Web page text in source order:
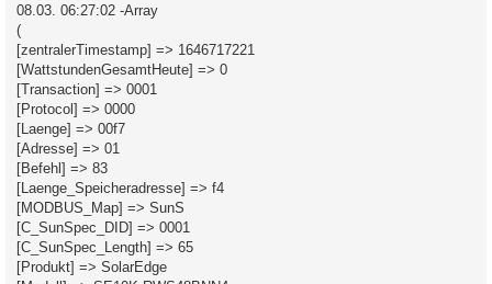
08.03. 06:27:02 -Array
(
[zentralerTimestamp] => 1646717221
[WattstundenGesamtHeute] => 0
[Transaction] => 0001
[Protocol] => 0000
[Laenge] => 00f7
[Adresse] => 01
[Befehl] => 83
[Laenge_Speicheradresse] => f4
[MODBUS_Map] => SunS
[C_SunSpec_DID] => 0001
[C_SunSpec_Length] => 65
[Produkt] => SolarEdge